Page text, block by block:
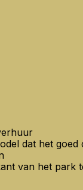
dat het
van het park